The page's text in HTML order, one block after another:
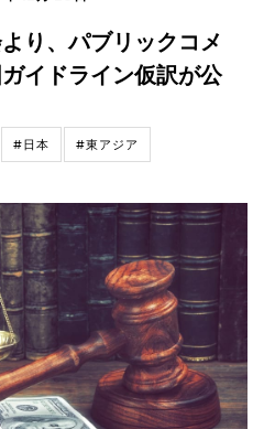
り、パブリックコメ
イドライン仮訳が公
#日本 #東アジア